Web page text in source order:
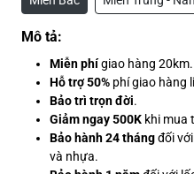
Mô tả:
Miễn phígiao hàng 20km.
Hỗ trợ 50% phí giao hàng
Bảo trì trọn đời.
Giảm ngay 500K khi mua
Bảo hành 24 thángđối
và nhựa.